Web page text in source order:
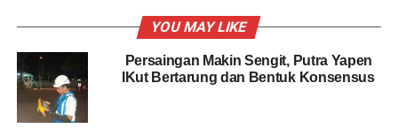
YOU MAY LIKE
Persaingan Makin Sengit, Putra Yapen
IKut Bertarung dan Bentuk Konsensus